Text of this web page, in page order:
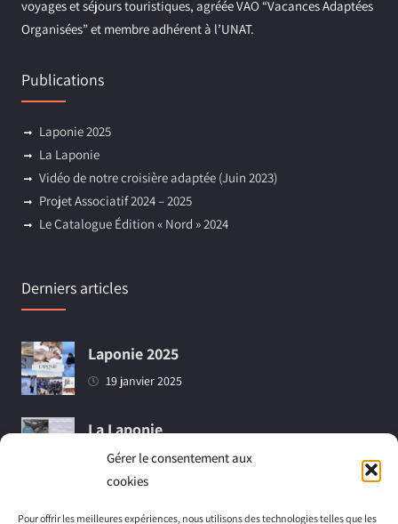
Gérer le consentement aux
cookies
Pour offrir les meilleures expériences, nous utilisons des technologies telles que les
voyages et séjours touristiques, agréée VAO “Vacances Adaptées
Organisées” et membre adhérent à l’UNAT.
Publications
Laponie 2025
La Laponie
Vidéo de notre croisière adaptée (Juin 2023)
Projet Associatif 2024 – 2025
Le Catalogue Édition « Nord » 2024
Derniers articles
Laponie 2025
19 janvier 2025
La Laponie
18 mars 2024